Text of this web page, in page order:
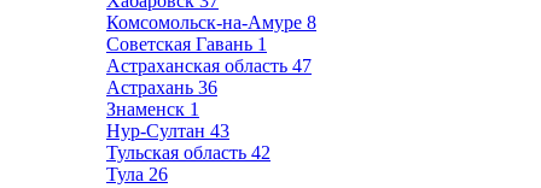
Комсомольск-на-Амуре 8
Советская Гавань 1
Астраханская область 47
Астрахань 36
Знаменск 1
Нур-Султан 43
Тульская область 42
Тула 26